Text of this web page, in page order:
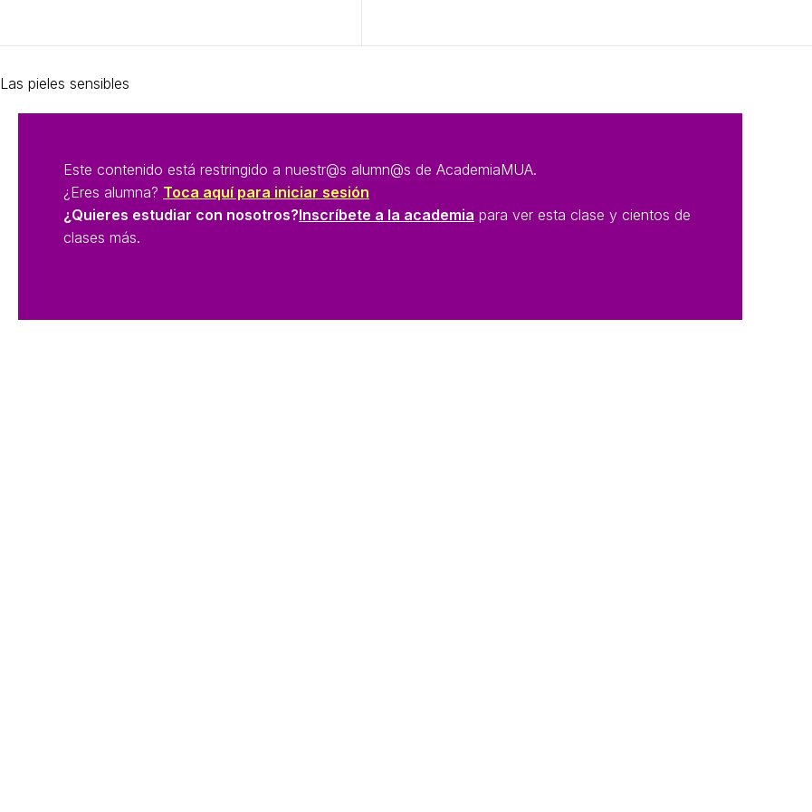
Las pieles sensibles
Este contenido está restringido a nuestr@s alumn@s de AcademiaMUA.
¿Eres alumna? Toca aquí para iniciar sesión
¿Quieres estudiar con nosotros?Inscríbete a la academia para ver esta clase y cientos de
clases más.